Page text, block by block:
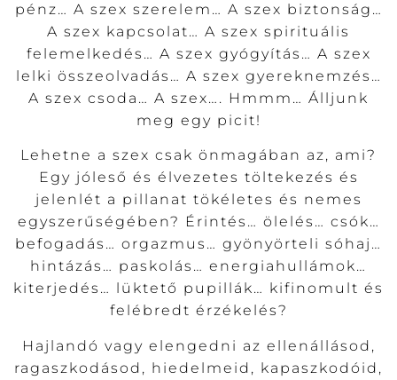
pénz… A szex szerelem… A szex biztonság…
A szex kapcsolat… A szex spirituális
felemelkedés… A szex gyógyítás… A szex
lelki összeolvadás… A szex gyereknemzés…
A szex csoda… A szex…. Hmmm… Álljunk
meg egy picit!
Lehetne a szex csak önmagában az, ami?
Egy jóleső és élvezetes töltekezés és
jelenlét a pillanat tökéletes és nemes
egyszerűségében? Érintés… ölelés… csók…
befogadás… orgazmus… gyönyörteli sóhaj…
hintázás… paskolás… energiahullámok…
kiterjedés… lüktető pupillák… kifinomult és
felébredt érzékelés?
Hajlandó vagy elengedni az ellenállásod,
ragaszkodásod, hiedelmeid, kapaszkodóid,